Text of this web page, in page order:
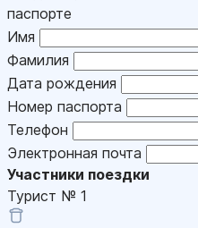
паспорте
Имя
Фамилия
Дата рождения
Номер паспорта
Телефон
Электронная почта
Участники поездки
Турист № 1